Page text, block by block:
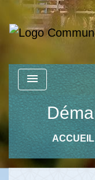
menu
ACCUEIL